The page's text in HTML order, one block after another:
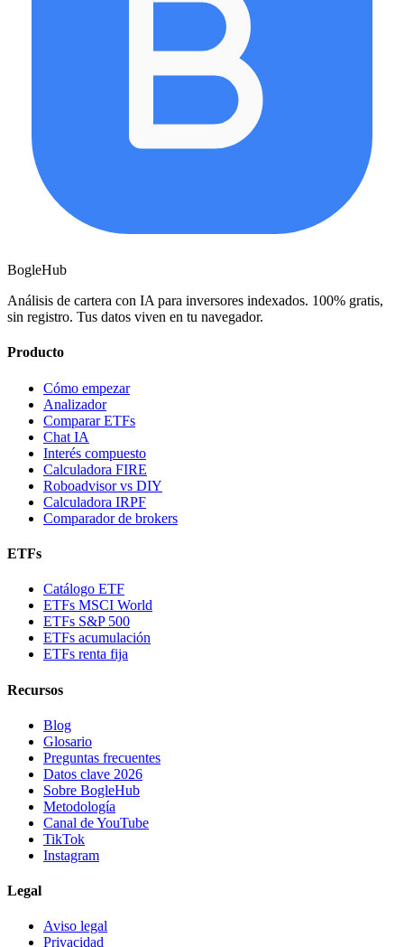
BogleHub
Análisis de cartera con IA para inversores indexados. 100% gratis,
sin registro. Tus datos viven en tu navegador.
Producto
Cómo empezar
Analizador
Comparar ETFs
Chat IA
Interés compuesto
Calculadora FIRE
Roboadvisor vs DIY
Calculadora IRPF
Comparador de brokers
ETFs
Catálogo ETF
ETFs MSCI World
ETFs S&P 500
ETFs acumulación
ETFs renta fija
Recursos
Blog
Glosario
Preguntas frecuentes
Datos clave 2026
Sobre BogleHub
Metodología
Canal de YouTube
TikTok
Instagram
Legal
Aviso legal
Privacidad